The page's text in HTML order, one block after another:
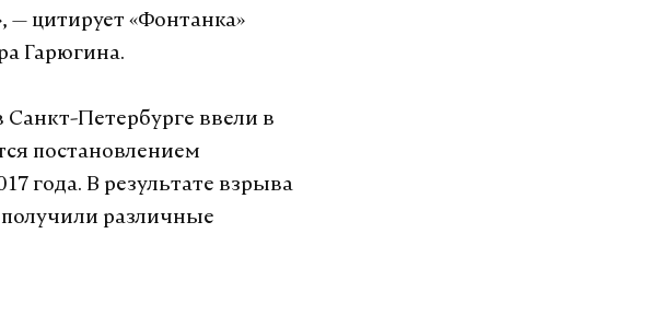
— цитирует «Фонтанка»
Гарюгина.
Петербурге ввели в
постановлением
года. В результате взрыва
получили различные